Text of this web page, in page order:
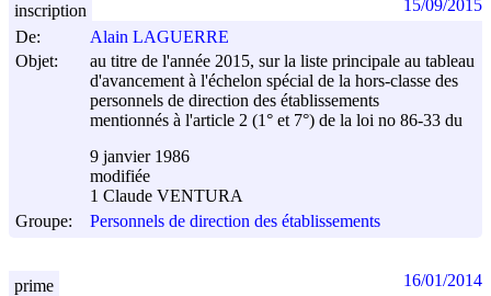
De:
Alain LAGUERRE
Objet:
au titre de l'année 2015, sur la liste principale au tableau
d'avancement à l'échelon spécial de la hors-classe des
personnels de direction des établissements
mentionnés à l'article 2 (1° et 7°) de la loi no 86-33 du
9 janvier 1986
modifiée
1 Claude VENTURA
Groupe:
Personnels de direction des établissements
inscription 15/09/2015
prime 16/01/2014